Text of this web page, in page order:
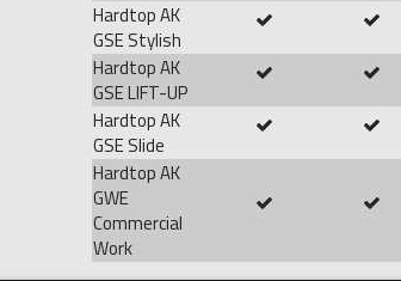
Hardtop AK
GSE Stylish
Hardtop AK
GSE LIFT-UP
Hardtop AK
GSE Slide
Hardtop AK
GWE
Commercial
Work